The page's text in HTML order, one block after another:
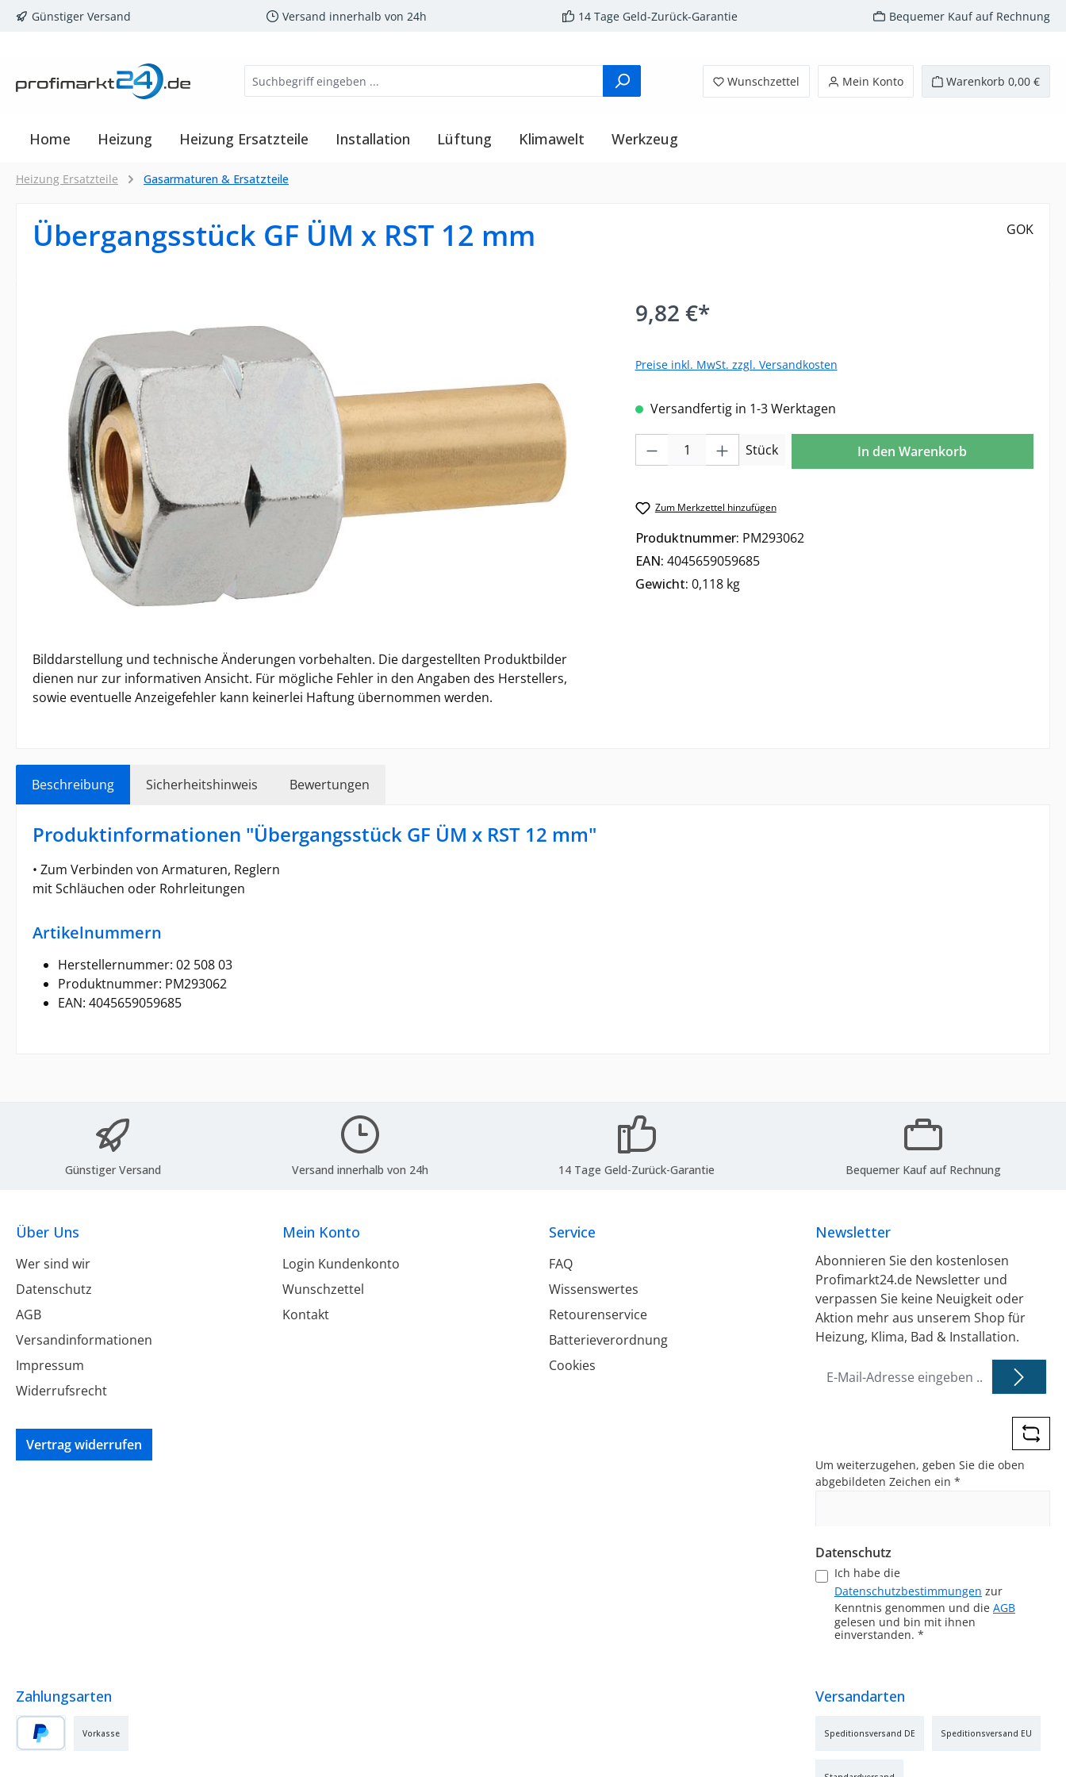
Hauptinhalt springen
Zur Suche springen
Zur Hauptnavigation springen
Günstiger Versand Versand innerhalb von 24h 14 Tage Geld-Zurück-Garantie Bequemer Kauf auf Rechnung
Wunschzettel Mein Konto Warenkorb 0,00 €
Home Heizung Heizung Ersatzteile Installation Lüftung Klimawelt Werkzeug
Heizung Ersatzteile Gasarmaturen & Ersatzteile
Übergangsstück GF ÜM x RST 12 mm GOK
Bilddarstellung und technische Änderungen vorbehalten. Die dargestellten Produktbilder
dienen nur zur informativen Ansicht. Für mögliche Fehler in den Angaben des Herstellers,
sowie eventuelle Anzeigefehler kann keinerlei Haftung übernommen werden.
9,82 €*
Preise inkl. MwSt. zzgl. Versandkosten
Versandfertig in 1-3 Werktagen
Produkt Anzahl: Gib den gewünschten Wert ein oder benutze die
Stück In den Warenkorb
Zum Merkzettel hinzufügen
Produktnummer: PM293062
EAN: 4045659059685
Gewicht: 0,118 kg
Beschreibung Sicherheitshinweis Bewertungen
Produktinformationen "Übergangsstück GF ÜM x RST 12 mm"
• Zum Verbinden von Armaturen, Reglern
mit Schläuchen oder Rohrleitungen
Artikelnummern
Herstellernummer: 02 508 03
Produktnummer: PM293062
EAN: 4045659059685
Günstiger Versand Versand innerhalb von 24h 14 Tage Geld-Zurück-Garantie Bequemer Kauf auf Rechnung
Über Uns
Wer sind wir
Datenschutz
AGB
Versandinformationen
Impressum
Widerrufsrecht
Vertrag widerrufen
Mein Konto
Login Kundenkonto
Wunschzettel
Kontakt
Service
FAQ
Wissenswertes
Retourenservice
Batterieverordnung
Cookies
Newsletter
Abonnieren Sie den kostenlosen
Profimarkt24.de Newsletter und
verpassen Sie keine Neuigkeit oder
Aktion mehr aus unserem Shop für
Heizung, Klima, Bad & Installation.
Mail-
Um weiterzugehen, geben Sie die oben
abgebildeten Zeichen ein *
Datenschutz
Ich habe die
Datenschutzbestimmungen zur
Kenntnis genommen und die AGB
gelesen und bin mit ihnen
einverstanden. *
Zahlungsarten
Vorkasse
Versandarten
Speditionsversand DE Speditionsversand EU